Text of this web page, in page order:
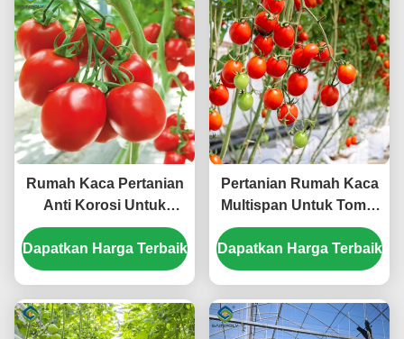
Rumah Kaca Pertanian
Anti Korosi Untuk
Produksi Sayuran
Rumah Kaca Tomat
Dapatkan Harga Terbaik
Pertanian Rumah Kaca
Multispan Untuk Tomat
Proyek Turnkey Ukuran
yang dapat disesuaikan
Dapatkan Harga Terbaik